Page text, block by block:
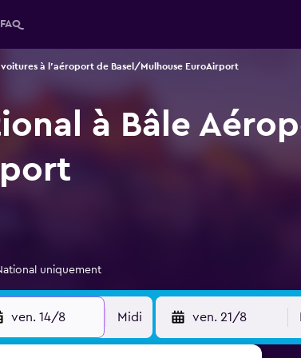
FAQ
à l'aéroport de Basel/Mulhouse EuroAirport
à Bâle
uniquement
ven. 14/8 Midi ven. 21/8